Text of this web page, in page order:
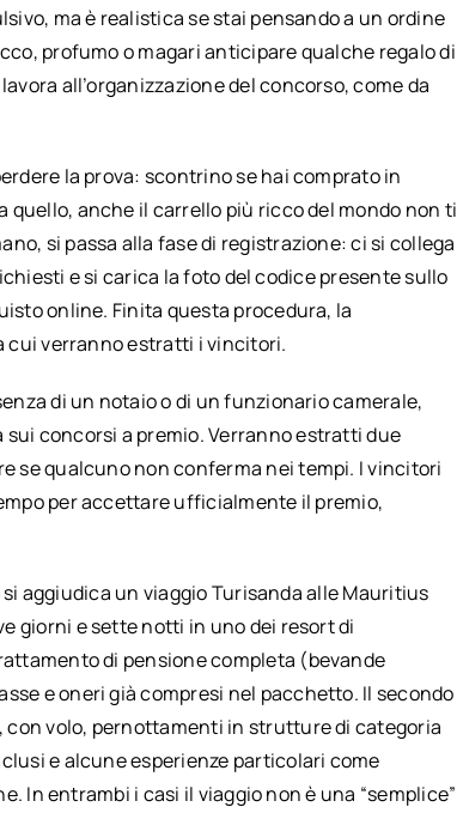
ma è realistica se stai pensando a un ordine
profumo o magari anticipare qualche regalo di
all’organizzazione del concorso, come da
la prova: scontrino se hai comprato in
quello, anche il carrello più ricco del mondo non ti
si passa alla fase di registrazione: ci si collega
e si carica la foto del codice presente sullo
online. Finita questa procedura, la
cui verranno estratti i vincitori.
di un notaio o di un funzionario camerale,
concorsi a premio. Verranno estratti due
se qualcuno non conferma nei tempi. I vincitori
per accettare ufficialmente il premio,
aggiudica un viaggio Turisanda alle Mauritius
giorni e sette notti in uno dei resort di
di pensione completa (bevande
e oneri già compresi nel pacchetto. Il secondo
con volo, pernottamenti in strutture di categoria
e alcune esperienze particolari come
In entrambi i casi il viaggio non è una “semplice”